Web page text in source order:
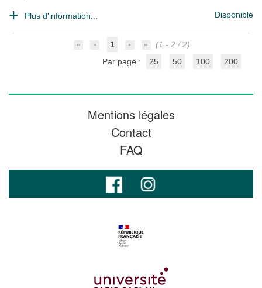
Plus d'information... Disponible
1
(1 - 2 / 2)
Par page :
25 50 100 200
Mentions légales
Contact
FAQ